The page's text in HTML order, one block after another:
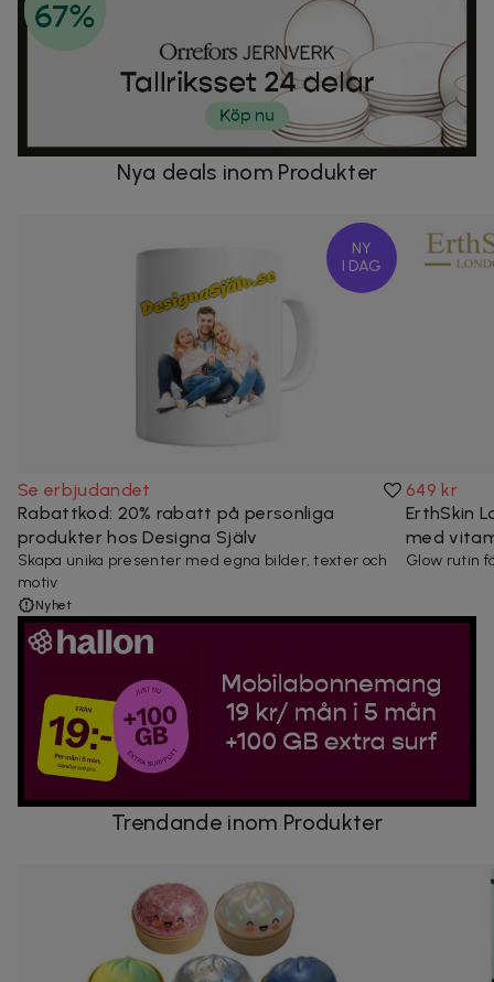
Nya deals inom Produkter
NY
I DAG
Se erbjudandet
Rabattkod: 20% rabatt på personliga
produkter hos Designa Själv
Skapa unika presenter med egna bilder, texter och
motiv
Nyhet
649 kr
ErthSkin
med
Glow rutin
Trendande inom Produkter